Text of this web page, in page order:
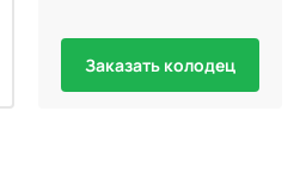
Заказать колодец